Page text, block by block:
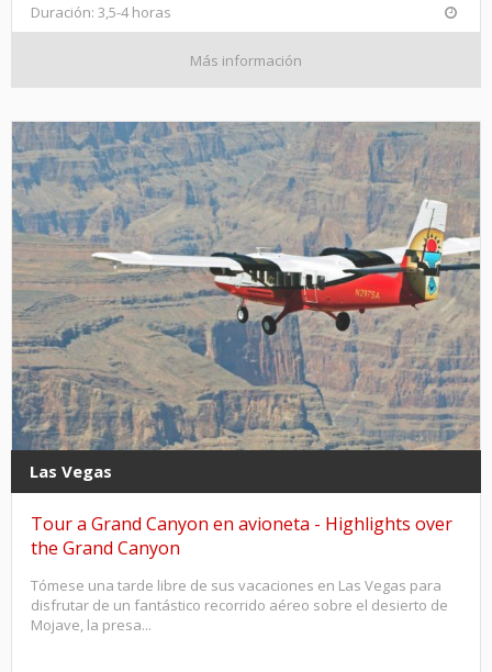
Duración: 3,5-4 horas
Más información
Las Vegas
Tour a Grand Canyon en avioneta - Highlights over
the Grand Canyon
Tómese una tarde libre de sus vacaciones en Las Vegas para
disfrutar de un fantástico recorrido aéreo sobre el desierto de
Mojave, la presa...